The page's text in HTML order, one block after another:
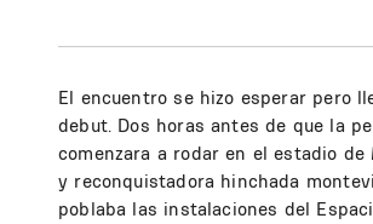
El encuentro se hizo esperar pero
debut. Dos horas antes de que la
comenzara a rodar en el estadio de
y reconquistadora hinchada
poblaba las instalaciones del